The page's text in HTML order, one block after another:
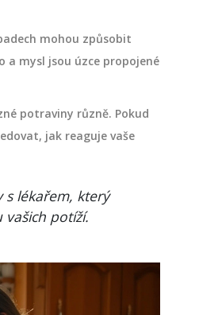
mohou způsobit
a mysl jsou úzce propojené
potraviny různě. Pokud
jak reaguje vaše
lékařem, který
potíží.